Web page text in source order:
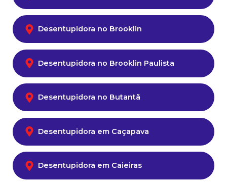
Desentupidora no Brooklin
Desentupidora no Brooklin Paulista
Desentupidora no Butantã
Desentupidora em Caçapava
Desentupidora em Caieiras